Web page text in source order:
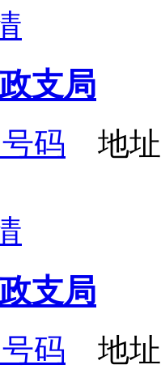
支局
码 地址
支局
码 地址